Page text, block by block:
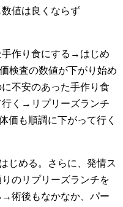
値は良くならず
作り食にする→はじめ
検査の数値が下がり始め
不安のあった手作り食
行く→リプリーズランチ
価も順調に下がって行く
じめる。さらに、発情ス
のリプリーズランチを
術後もなかなか、パー